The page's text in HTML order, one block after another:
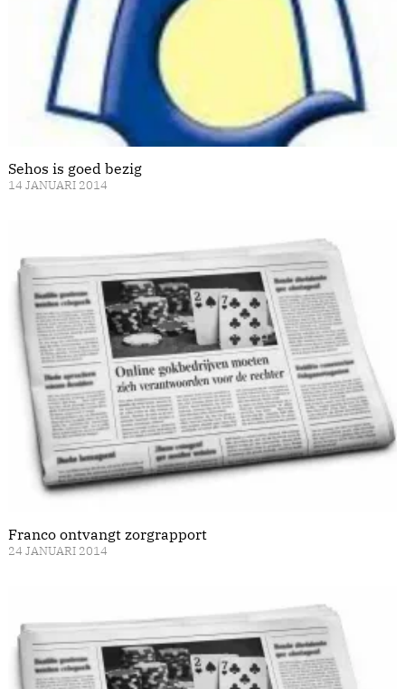
Sehos is goed bezig
14 JANUARI 2014
Franco ontvangt zorgrapport
24 JANUARI 2014